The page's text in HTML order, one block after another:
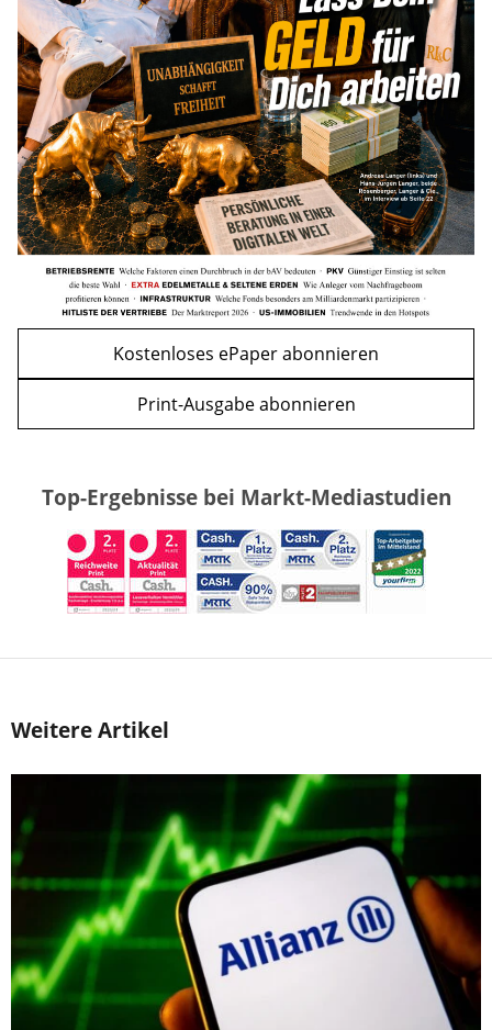
WEITERE ARTIKEL
zurückweiter
Familien geplant
mehr
Kostenloses ePaper abonnieren
Print-Ausgabe abonnieren
Top-Ergebnisse bei Markt-Mediastudien
Weitere Artikel